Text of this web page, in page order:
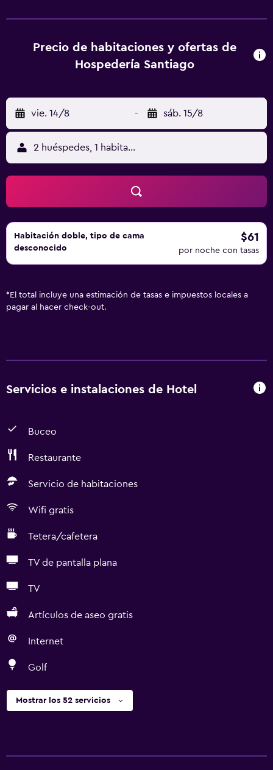
indican más abajo en las instalaciones o cerca del
alojamiento (es posible que se aplique un recargo).
Precio de habitaciones y ofertas de
Hospedería Santiago
vie. 14/8 - sáb. 15/8
2 huéspedes, 1 habitación
Habitación doble, tipo de cama
desconocido
$61
por noche con tasas
* El total incluye una estimación de tasas e impuestos locales a
pagar al hacer check-out.
Servicios e instalaciones de Hotel
Buceo
Restaurante
Servicio de habitaciones
Wifi gratis
Tetera/cafetera
TV de pantalla plana
TV
Artículos de aseo gratis
Internet
Golf
Mostrar los 52 servicios